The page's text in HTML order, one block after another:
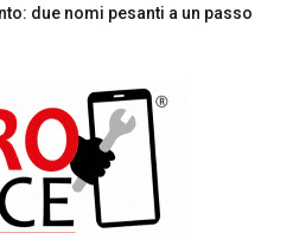
due nomi pesanti a un passo